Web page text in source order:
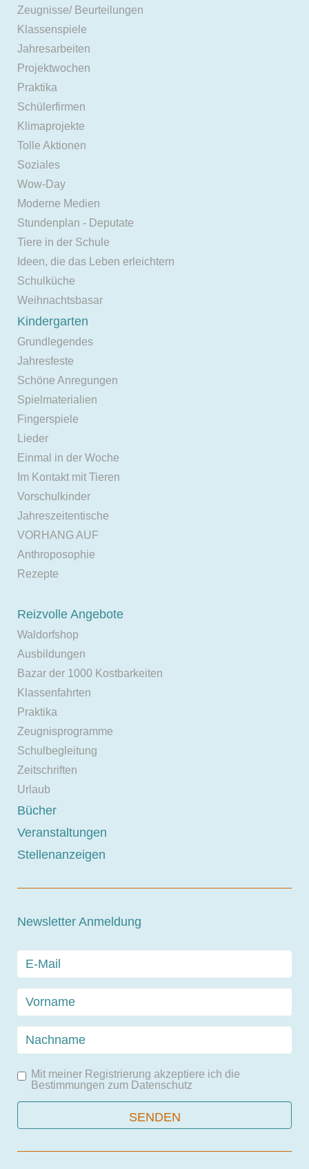
Zeugnisse/ Beurteilungen
Klassenspiele
Jahresarbeiten
Projektwochen
Praktika
Schülerfirmen
Klimaprojekte
Tolle Aktionen
Soziales
Wow-Day
Moderne Medien
Stundenplan - Deputate
Tiere in der Schule
Ideen, die das Leben erleichtern
Schulküche
Weihnachtsbasar
Kindergarten
Grundlegendes
Jahresfeste
Schöne Anregungen
Spielmaterialien
Fingerspiele
Lieder
Einmal in der Woche
Im Kontakt mit Tieren
Vorschulkinder
Jahreszeitentische
VORHANG AUF
Anthroposophie
Rezepte
Reizvolle Angebote
Waldorfshop
Ausbildungen
Bazar der 1000 Kostbarkeiten
Klassenfahrten
Praktika
Zeugnisprogramme
Schulbegleitung
Zeitschriften
Urlaub
Bücher
Veranstaltungen
Stellenanzeigen
Newsletter Anmeldung
Mit meiner Registrierung akzeptiere ich die
Bestimmungen zum Datenschutz